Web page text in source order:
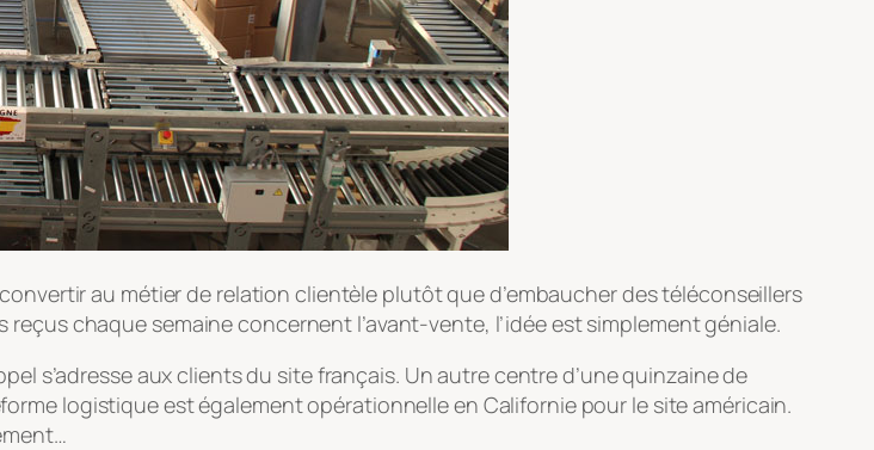
au métier de relation clientèle plutôt que d’embaucher des téléconseillers
chaque semaine concernent l’avant-vente, l’idée est simplement géniale.
s’adresse aux clients du site français. Un autre centre d’une quinzaine de
logistique est également opérationnelle en Californie pour le site américain.